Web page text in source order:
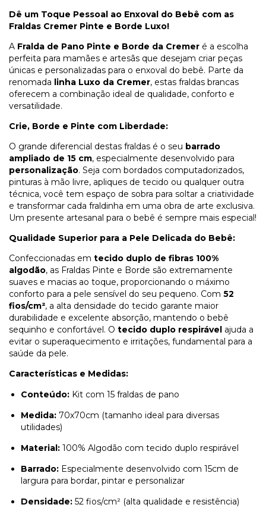
Dê um Toque Pessoal ao Enxoval do Bebê com as
Fraldas Cremer Pinte e Borde Luxo!
A Fralda de Pano Pinte e Borde da Cremer é a escolha
perfeita para mamães e artesãs que desejam criar peças
únicas e personalizadas para o enxoval do bebê. Parte da
renomada linha Luxo da Cremer, estas fraldas brancas
oferecem a combinação ideal de qualidade, conforto e
versatilidade.
Crie, Borde e Pinte com Liberdade:
O grande diferencial destas fraldas é o seu barrado
ampliado de 15 cm, especialmente desenvolvido para
personalização. Seja com bordados computadorizados,
pinturas à mão livre, apliques de tecido ou qualquer outra
técnica, você tem espaço de sobra para soltar a criatividade
e transformar cada fraldinha em uma obra de arte exclusiva.
Um presente artesanal para o bebê é sempre mais especial!
Qualidade Superior para a Pele Delicada do Bebê:
Confeccionadas em tecido duplo de fibras 100%
algodão, as Fraldas Pinte e Borde são extremamente
suaves e macias ao toque, proporcionando o máximo
conforto para a pele sensível do seu pequeno. Com 52
fios/cm², a alta densidade do tecido garante maior
durabilidade e excelente absorção, mantendo o bebê
sequinho e confortável. O tecido duplo respirável ajuda a
evitar o superaquecimento e irritações, fundamental para a
saúde da pele.
Características e Medidas:
Conteúdo: Kit com 15 fraldas de pano
Medida: 70x70cm (tamanho ideal para diversas
utilidades)
Material: 100% Algodão com tecido duplo respirável
Barrado: Especialmente desenvolvido com 15cm de
largura para bordar, pintar e personalizar
Densidade: 52 fios/cm² (alta qualidade e resistência)